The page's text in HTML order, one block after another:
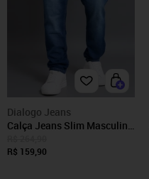
Dialogo Jeans
Calça Jeans Slim Masculina
Azul Dialogo
R$ 159,90